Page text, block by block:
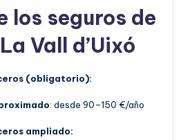
los seguros de
Vall d’Uixó
(obligatorio):
: desde 90–150 €/año
ampliado: